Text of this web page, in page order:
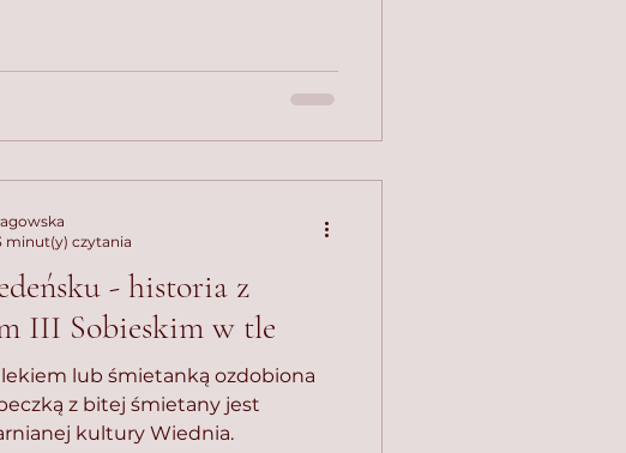
- historia z
III Sobieskim w tle
lub śmietanką ozdobiona
z bitej śmietany jest
kultury Wiednia.
minut(y) czytania